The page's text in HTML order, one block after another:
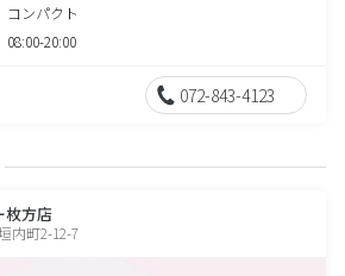
コンパクト
08:00-20:00
072-843-4123
枚方店
内町2-12-7